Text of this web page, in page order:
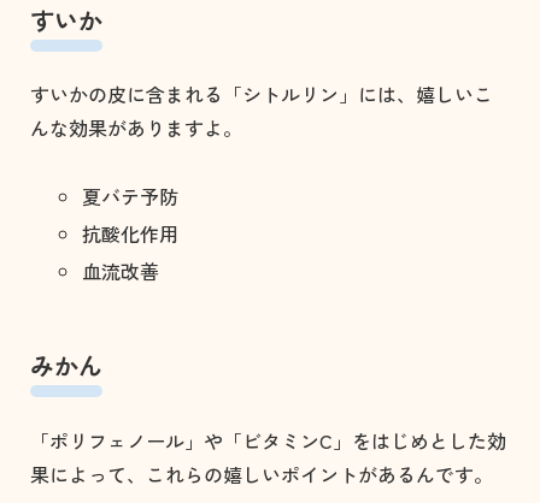
すいか
すいかの皮に含まれる「シトルリン」には、嬉しいこ
んな効果がありますよ。
夏バテ予防
抗酸化作用
血流改善⁡
みかん
「ポリフェノール」や「ビタミンC」をはじめとした効
果によって、これらの嬉しいポイントがあるんです。